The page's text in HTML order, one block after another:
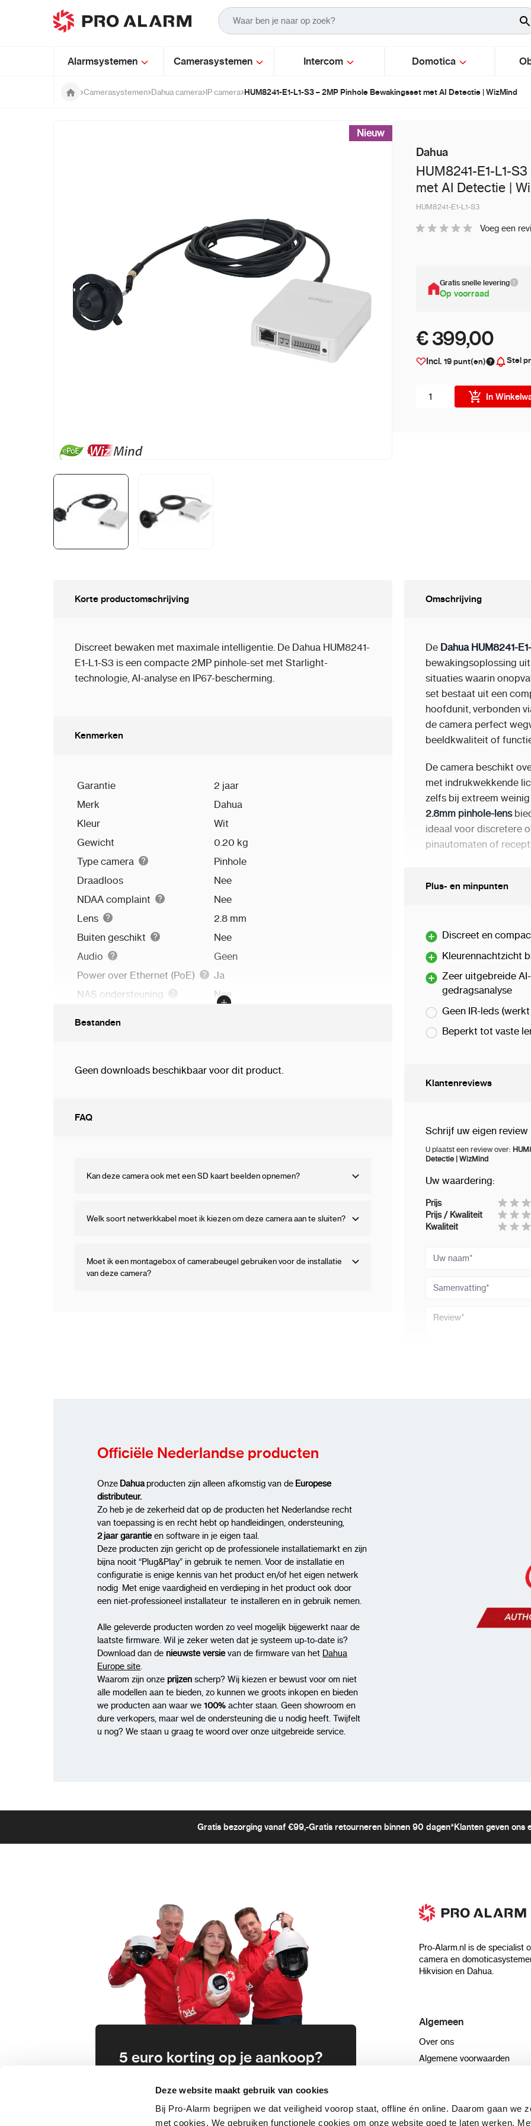
Deze website maakt gebruik van cookies
Bij Pro-Alarm begrijpen we dat veiligheid voorop staat, offline én online. Daarom gaan we
met cookies. We gebruiken functionele cookies om onze website goed te laten werken.
Ga naar de inhoud
Alarmsystemen Camerasystemen Intercom Domotica
Camerasystemen Dahua camera IP camera HUM8241-E1-L1-S3 – 2MP Pinhole Bewakingsset met AI Detectie | WizMind
Nieuw
Dahua
HUM8241-E1-L1-
met AI Detectie |
HUM8241-E1-L1-S3
Voeg een
Gratis snelle levering
Op voorraad
€ 399,00
Incl. 19punt(en) Stel
Aantal stuks
In
Korte productomschrijving
Discreet bewaken met maximale intelligentie. De Dahua HUM8241-
E1-L1-S3 is een compacte 2MP pinhole-set met Starlight-
technologie, AI-analyse en IP67-bescherming.
Kenmerken
Garantie
2 jaar
Merk
Dahua
Kleur
Wit
Gewicht
0.20 kg
Type camera
Pinhole
Draadloos
Nee
NDAA complaint
Nee
Lens
2.8 mm
Buiten geschikt
Nee
Audio
Geen
Power over Ethernet (PoE)
Ja
NAS ondersteuning
Nee
Bestanden
Geen downloads beschikbaar voor dit product.
FAQ
Kan deze camera ook met een SD kaart beelden opnemen?
Welk soort netwerkkabel moet ik kiezen om deze camera aan te sluiten?
Moet ik een montagebox of camerabeugel gebruiken voor de installatie
van deze camera?
Omschrijving
De Dahua HUM8241-
bewakingsoplossing
situaties waarin
set bestaat uit een
hoofdunit, verbonden
de camera perfect
beeldkwaliteit of
De camera beschikt
met indrukwekkende
zelfs bij extreem
2.8mm pinhole-lens
ideaal voor discretere
pinautomaten of
Wat deze camera
WizMind. Je krijgt
privacy-masking op
Met
speaker, enmicroSD-
inzetbaar.
(120dB), 3D DNR, HLC/
H.265+/H.264+ codecs.
Wat zit er in de
8 meter
Handleiding
1x
Plus- en minpunten
Discreet en
Kleurennachtzicht
Zeer uitgebreide
gedragsanalyse
Geen IR-leds
Beperkt tot vaste
Klantenreviews
Schrijf uw eigen review
U plaatst een review over:
Detectie | WizMind
Uw waardering:
Prijs
Prijs / Kwaliteit
Kwaliteit
Uw naam
Samenvatting
Review
Officiële Nederlandse producten
Onze Dahuaproducten zijn alleen afkomstig van de Europese
distributeur.
Zo heb je de zekerheid dat op de producten het Nederlandse recht
van toepassing is en recht hebt op handleidingen, ondersteuning,
2 jaar garantieen software in je eigen taal.
Deze producten zijn gericht op de professionele installatiemarkt en zijn
bijna nooit “Plug&Play” in gebruik te nemen. Voor de installatie en
configuratie is enige kennis van het product en/of het eigen netwerk
nodig Met enige vaardigheid en verdieping in het product ook door
een niet-professioneel installateur te installeren en in gebruik nemen.
Alle geleverde producten worden zo veel mogelijk bijgewerkt naar de
laatste firmware. Wil je zeker weten dat je systeem up-to-date is?
Download dan de nieuwste versievan de firmware van het Dahua
Europe site.
Waarom zijn onze prijzen scherp? Wij kiezen er bewust voor om niet
alle modellen aan te bieden, zo kunnen we groots inkopen en bieden
we producten aan waar we 100% achter staan. Geen showroom en
dure verkopers, maar wel de ondersteuning die u nodig heeft. Twijfelt
u nog? We staan u graag te woord over onze uitgebreide service.
Gratis bezorging vanaf €99,-Gratis retourneren binnen 90 dagen*Klanten geven ons
5 euro korting op je aankoop?
Schrijf je direct in voor onze nieuwsbrief en
wees als eerste op de hoogte van
aanbiedingen en meer!
Pro-Alarm.nl is de specialist
camera en
Hikvision en Dahua.
Algemeen
Over ons
Algemene voorwaarden
Sitemap